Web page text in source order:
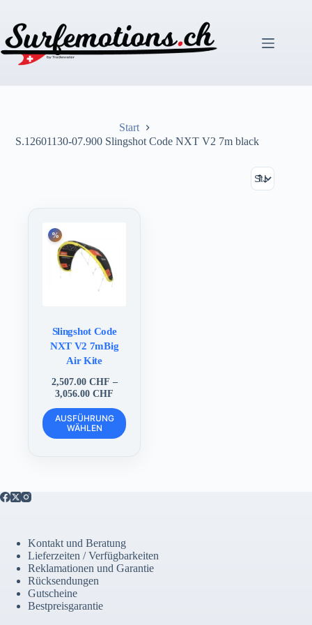
springen
Start
S.12601130-07.900 Slingshot Code NXT V2 7m black
Slingshot Code
NXT V2 7mBig
Air Kite
2,507.00 CHF –
3,056.00CHF
bis
3,056.00 CHF
AUSFÜHRUNG
WÄHLEN
Dieses
Produkt
weist
der
Produktseite
gewählt
werden
Kontakt und Beratung
Lieferzeiten / Verfügbarkeiten
Reklamationen und Garantie
Rücksendungen
Gutscheine
Bestpreisgarantie